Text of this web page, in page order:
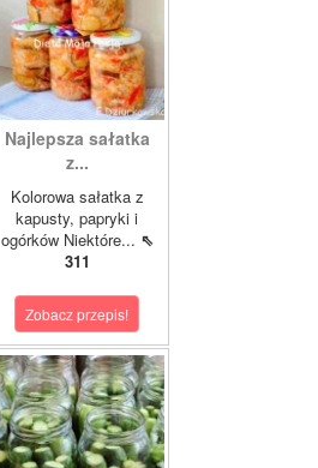
Najlepsza sałatka
z...
Kolorowa sałatka z
kapusty, papryki i
ogórków Niektóre... ⇖
311
Zobacz przepis!